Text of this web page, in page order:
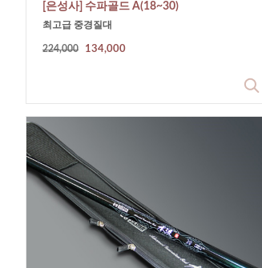
[은성사] 수파골드 A(18~30)
최고급 중경질대
224,000 134,000